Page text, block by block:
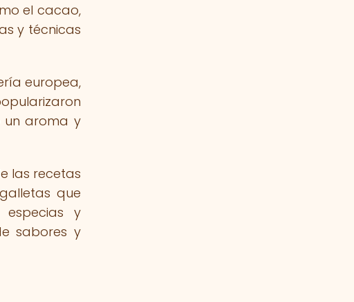
el cacao,
y técnicas
europea,
un aroma y
las recetas
que
especias y
sabores y